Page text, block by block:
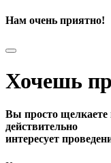
Нам очень приятно!
Хочешь
Вы просто
действительно
интересует